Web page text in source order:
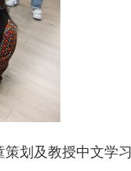
划及教授中文学习